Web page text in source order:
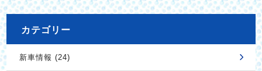
カテゴリー
新車情報 (24)